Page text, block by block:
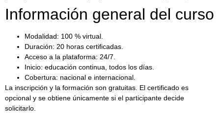
Información general del curso
Modalidad: 100 % virtual.
Duración: 20 horas certificadas.
Acceso a la plataforma: 24/7.
Inicio: educación continua, todos los días.
Cobertura: nacional e internacional.
La inscripción y la formación son gratuitas. El certificado es
opcional y se obtiene únicamente si el participante decide
solicitarlo.